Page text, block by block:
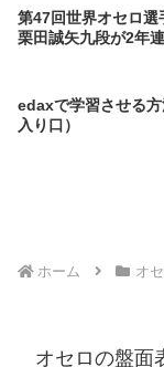
第47回世界オセロ選
栗田誠矢九段が2年
edaxで学習させる
入り口）
ホーム オ
オセロの盤面